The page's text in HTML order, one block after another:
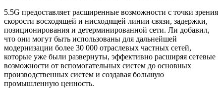
5.5G предоставляет расширенные возможности с точки зрения
скорости восходящей и нисходящей линии связи, задержки,
позиционирования и детерминированной сети. Ли добавил,
что они могут быть использованы для дальнейшей
модернизации более 30 000 отраслевых частных сетей,
которые уже были развернуты, эффективно расширяя сетевые
возможности от вспомогательных систем до основных
производственных систем и создавая большую
промышленную ценность.